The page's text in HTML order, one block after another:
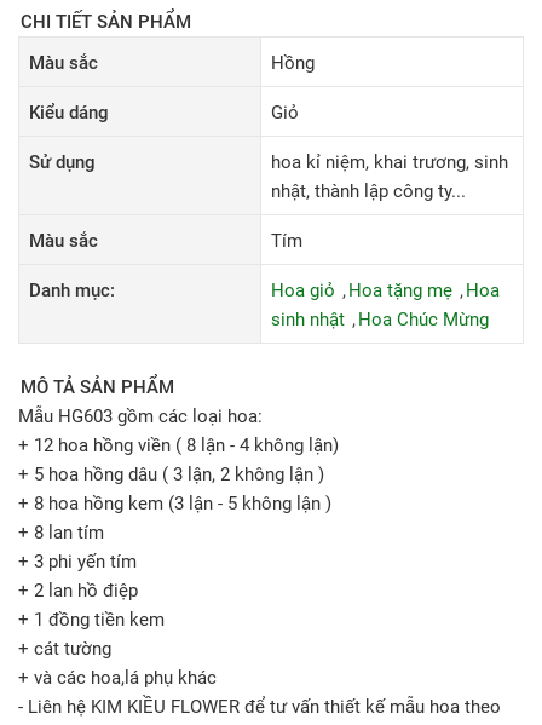
CHI TIẾT SẢN PHẨM
Màu sắc
Hồng
Kiểu dáng Giỏ
Sử dụng
hoa kỉ niệm, khai trương, sinh
nhật, thành lập công ty...
Màu sắc Tím
Danh mục: Hoa giỏ Hoa tặng mẹ
Hoa
sinh nhật
Hoa Chúc Mừng
MÔ TẢ SẢN PHẨM
Mẫu HG603 gồm các loại hoa:
+ 12 hoa hồng viền ( 8 lận - 4 không lận)
+ 5 hoa hồng dâu ( 3 lận, 2 không lận )
+ 8 hoa hồng kem (3 lận - 5 không lận )
+ 8 lan tím
+ 3 phi yến tím
+ 2 lan hồ điệp
+ 1 đồng tiền kem
+ cát tường
+ và các hoa,lá phụ khác
- Liên hệ KIM KIỀU FLOWER để tư vấn thiết kế mẫu hoa theo